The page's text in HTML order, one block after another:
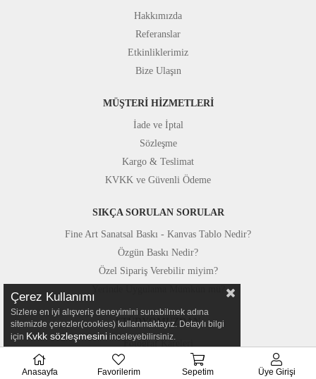
Hakkımızda
Referanslar
Etkinliklerimiz
Bize Ulaşın
MÜŞTERİ HİZMETLERİ
İade ve İptal
Sözleşme
Kargo & Teslimat
KVKK ve Güvenli Ödeme
SIKÇA SORULAN SORULAR
Fine Art Sanatsal Baskı - Kanvas Tablo Nedir?
Özgün Baskı Nedir?
Özel Sipariş Verebilir miyim?
STÜDYOMUZDAN
Fotoğraf Kareleri
Basında Canvastar
Çerez Kullanımı
Sizlere en iyi alışveriş deneyimini sunabilmek adına
sitemizde çerezler(cookies) kullanmaktayız. Detaylı bilgi
için Kvkk sözleşmesini inceleyebilirsiniz.
Anasayfa Favorilerim Sepetim Üye Girişi